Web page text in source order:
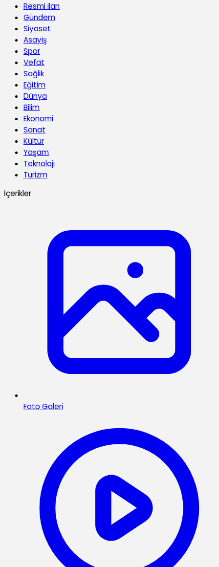
Resmi ilan
Gündem
Siyaset
Asayiş
Spor
Vefat
Sağlik
Eğitim
Dünya
Bilim
Ekonomi
Sanat
Kültür
Yaşam
Teknoloji
Turizm
İçerikler
Foto Galeri